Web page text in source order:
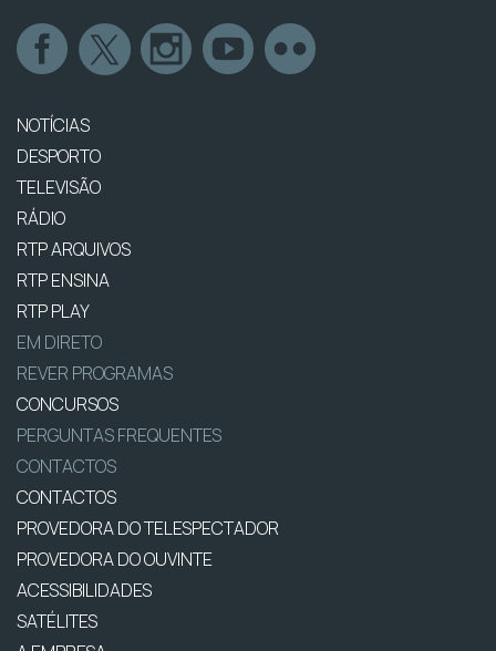
NOTÍCIAS
DESPORTO
TELEVISÃO
RÁDIO
RTP ARQUIVOS
RTP ENSINA
RTP PLAY
EM DIRETO
REVER PROGRAMAS
CONCURSOS
PERGUNTAS FREQUENTES
CONTACTOS
CONTACTOS
PROVEDORA DO TELESPECTADOR
PROVEDORA DO OUVINTE
ACESSIBILIDADES
SATÉLITES